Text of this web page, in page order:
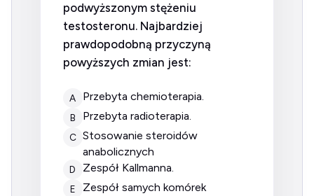
podwyższonym stężeniu
testosteronu. Najbardziej
prawdopodobną przyczyną
powyższych zmian jest:
A przebyta chemioterapia.
B przebyta radioterapia.
C stosowanie steroidów
anabolicznych
D zespół Kallmanna.
E
zespół samych komórek